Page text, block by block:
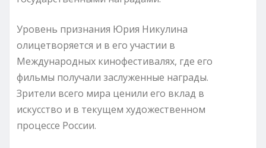
Уровень признания Юрия Никулина
олицетворяется и в его участии в
Международных кинофестивалях, где его
фильмы получали заслуженные награды.
Зрители всего мира ценили его вклад в
искусство и в текущем художественном
процессе России.